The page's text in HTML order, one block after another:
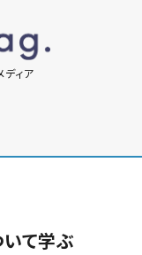
ィア
て学ぶ